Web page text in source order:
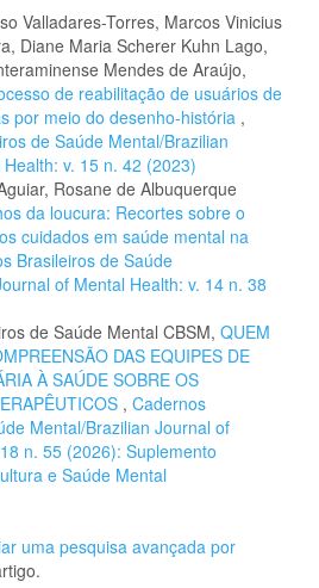
Valladares-Torres, Marcos Vinicius
Diane Maria Scherer Kuhn Lago,
Mendes de Araújo,
de reabilitação de usuários de
por meio do desenho-história ,
de Saúde Mental/Brazilian
v. 15 n. 42 (2023)
Rosane de Albuquerque
da loucura: Recortes sobre o
cuidados em saúde mental na
Brasileiros de Saúde
of Mental Health: v. 14 n. 38
de Saúde Mental CBSM, QUEM
DAS EQUIPES DE
À SAÚDE SOBRE OS
, Cadernos
Mental/Brazilian Journal of
n. 55 (2026): Suplemento
e Saúde Mental
uma pesquisa avançada por